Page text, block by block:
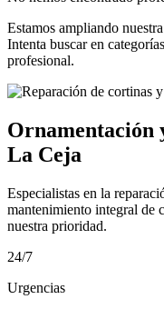
Estamos ampliando
Intenta buscar en
profesional.
Ornamentación
La Ceja
Especialistas en la
mantenimiento integral de
nuestra prioridad.
24/7
Urgencias